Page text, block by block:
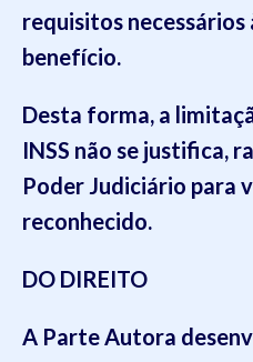
requisitos necessários
benefício.
Desta forma, a
INSS não se justifica,
Poder Judiciário para
reconhecido.
DO DIREITO
A Parte Autora